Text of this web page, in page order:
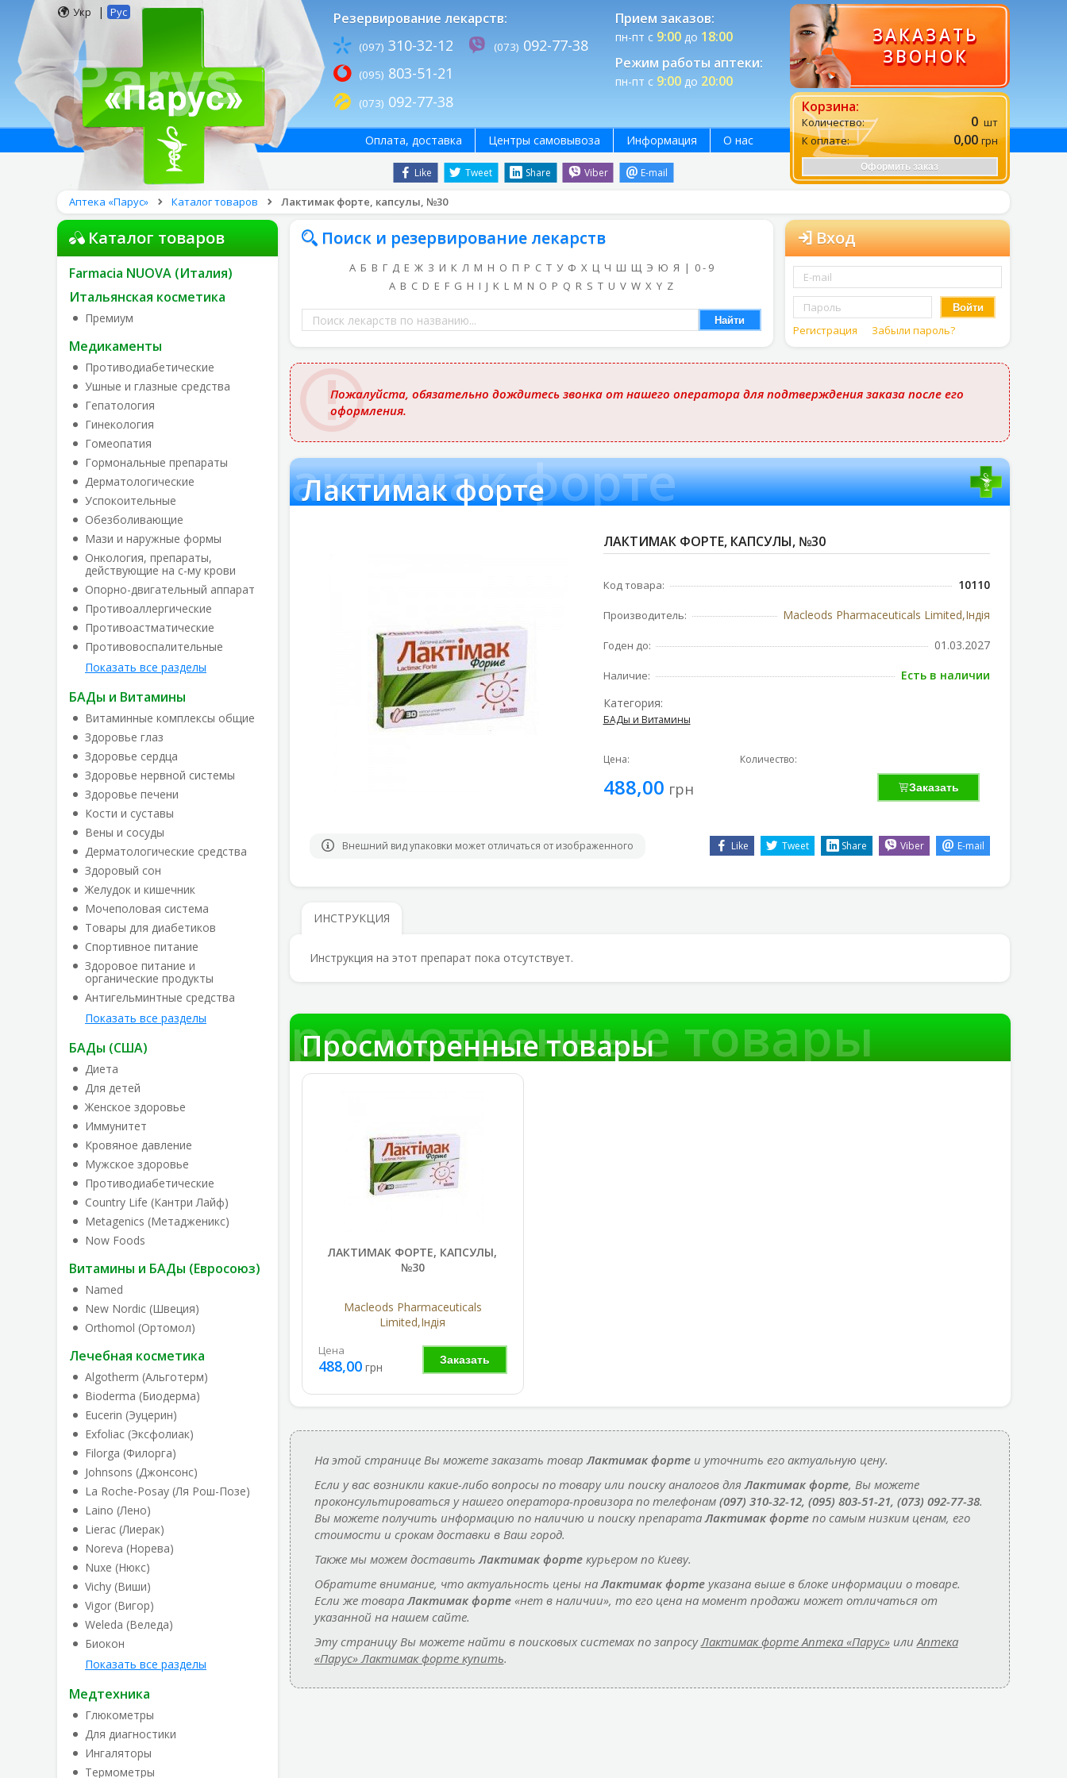
Укр | Рус Резервирование лекарств:
(097) 310-32-12
(095) 803-51-21
(073) 092-77-38
(073) 092-77-38
Прием заказов:
пн-пт с 9:00до 18:00
Режим работы аптеки:
пн-пт с 9:00до 20:00
ЗАКАЗАТЬ
ЗВОНОК
Корзина:
Количество: 0 шт
К оплате:
0,00 грн
Оформить заказ
Like Tweet Share Viber E-mail
Оплата, доставка Центры самовывоза Информация О нас
Аптека «Парус» Каталог товаров Лактимак форте, капсулы, №30
Каталог товаров
Farmacia NUOVA (Италия)
Итальянская косметика
Премиум
Медикаменты
Противодиабетические
Ушные и глазные средства
Гепатология
Гинекология
Гомеопатия
Гормональные препараты
Дерматологические
Успокоительные
Обезболивающие
Мази и наружные формы
Онкология, препараты,
действующие на с-му крови
Опорно-двигательный аппарат
Противоаллергические
Противоастматические
Противовоспалительные
Показать все разделы
БАДы и Витамины
Витаминные комплексы общие
Здоровье глаз
Здоровье сердца
Здоровье нервной системы
Здоровье печени
Кости и суставы
Вены и сосуды
Дерматологические средства
Здоровый сон
Желудок и кишечник
Мочеполовая система
Товары для диабетиков
Спортивное питание
Здоровое питание и
органические продукты
Антигельминтные средства
Показать все разделы
БАДы (США)
Диета
Для детей
Женское здоровье
Иммунитет
Кровяное давление
Мужское здоровье
Противодиабетические
Country Life (Кантри Лайф)
Metagenics (Метадженикс)
Now Foods
Витамины и БАДы (Евросоюз)
Named
New Nordic (Швеция)
Orthomol (Ортомол)
Лечебная косметика
Algotherm (Альготерм)
Bioderma (Биодерма)
Eucerin (Эуцерин)
Exfoliac (Эксфолиак)
Filorga (Филорга)
Johnsons (Джонсонс)
La Roche-Posay (Ля Рош-Позе)
Laino (Лено)
Lierac (Лиерак)
Noreva (Норева)
Nuxe (Нюкс)
Vichy (Виши)
Vigor (Вигор)
Weleda (Веледа)
Биокон
Показать все разделы
Медтехника
Глюкометры
Для диагностики
Ингаляторы
Термометры
Поиск и резервирование лекарств
А Б В Г Д Е Ж З И К Л М Н О П Р С Т У Ф Х Ц Ч Ш Щ Э Ю Я | 0 - 9
A B C D E F G H I J K L M N O P Q R S T U V W X Y Z
Поиск
лекарств
по
названию
Найти
Вход
Войти
Регистрация Забыли пароль?
Пожалуйста, обязательно дождитесь звонка от нашего оператора для подтверждения заказа после его
оформления.
Лактимак форте
Лактимак форте
ЛАКТИМАК ФОРТЕ, КАПСУЛЫ, №30
Код товара: 10110
Производитель: Macleods Pharmaceuticals Limited,Індія
Годен до: 01.03.2027
Наличие:
Есть в наличии
Категория:
БАДы и Витамины
Цена:
488,00 грн
Количество:
Заказать
Внешний вид упаковки может отличаться от изображенного Like Tweet Share Viber E-mail
ИНСТРУКЦИЯ
Инструкция на этот препарат пока отсутствует.
Просмотренные товары
Просмотренные товары
ЛАКТИМАК ФОРТЕ, КАПСУЛЫ,
№30
Macleods Pharmaceuticals
Limited,Індія
Заказать
Цена
488,00грн
На этой странице Вы можете заказать товарЛактимак фортеи уточнить его актуальную цену.
Если у вас возникли какие-либо вопросы по товару или поиску аналогов дляЛактимак форте, Вы можете
проконсультироваться у нашего оператора-провизора по телефонам (097) 310-32-12, (095) 803-51-21, (073) 092-77-38.
Вы можете получить информацию по наличию и поиску препаратаЛактимак фортепо самым низким ценам, его
стоимости и срокам доставки в Ваш город.
Также мы можем доставитьЛактимак фортекурьером по Киеву.
Обратите внимание, что актуальность цены наЛактимак фортеуказана выше в блоке информации о товаре.
Если же товараЛактимак форте«нет в наличии», то его цена на момент продажи может отличаться от
указанной на нашем сайте.
Эту страницу Вы можете найти в поисковых системах по запросу Лактимак форте Аптека «Парус»или Аптека
«Парус» Лактимак форте купить.